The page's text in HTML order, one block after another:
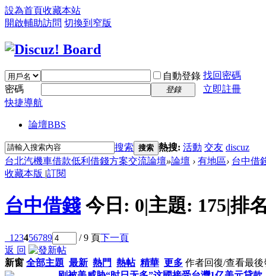
設為首頁收藏本站
開啟輔助訪問 切換到窄版
自動登錄 找回密碼
密碼
登錄
立即註冊
快捷導航
論壇BBS
搜索 搜索 熱搜: 活動 交友 discuz
台北汽機車借款低利借錢方案交流論壇»論壇 › 有地區› 台中借
收藏本版 |訂閱
台中借錢 今日: 0|主題: 175|排
1 23456789 / 9 頁下一頁
返 回
新窗 全部主題 最新 熱門 熱帖 精華 更多 作者回復/查看最後